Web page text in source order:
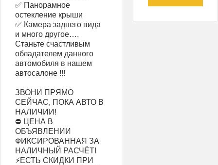
✅ Панорамное
остекление крыши
✅ Камера заднего вида
и много другое….
Станьте счастливым
обладателем данного
автомобиля в нашем
автосалоне !!!
ЗВОНИ ПРЯМО
СЕЙЧАС, ПОКА АВТО В
НАЛИЧИИ!
⛔ ЦЕНА В
ОБЪЯВЛЕНИИ
ФИКСИРОВАННАЯ ЗА
НАЛИЧНЫЙ РАСЧЁТ!
⚡ЕСТЬ СКИДКИ ПРИ